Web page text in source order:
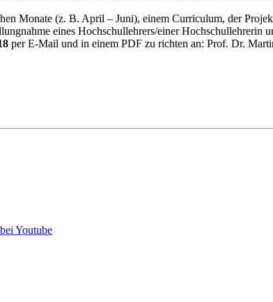
Monate (z. B. April – Juni), einem Curriculum, der
eines Hochschullehrers/einer Hochschullehrerin
per E-Mail und in einem PDF zu richten an: Prof. Dr.